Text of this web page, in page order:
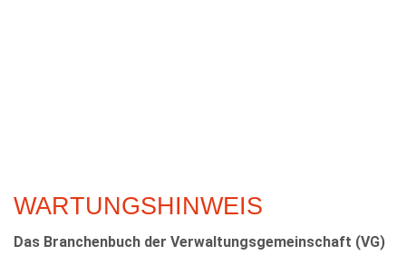
WARTUNGSHINWEIS
Das Branchenbuch der Verwaltungsgemeinschaft (VG)